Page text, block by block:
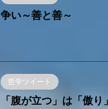
争い～善と善～
哲学ツイート
「腹が立つ」は「傲り